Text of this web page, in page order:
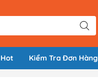
Kiểm Tra Đơn Hàng